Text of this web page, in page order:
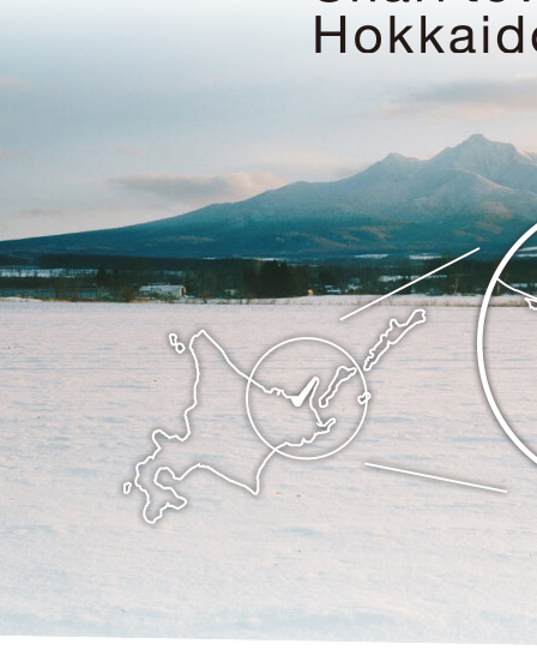
ま
ち
斜
里
町
Shari
town
Hokkaido
斜
里
町
の
位
置
を
た